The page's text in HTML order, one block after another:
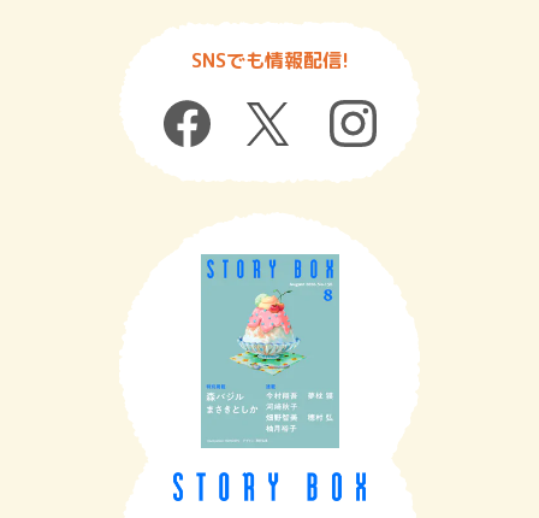
SNSでも情報配信!